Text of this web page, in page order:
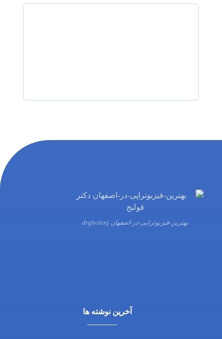
بهترین-فیزیوتراپی-در-اصفهان drgholenj
آخرین نوشته ها